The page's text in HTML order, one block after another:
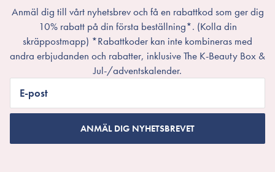
Anmäl dig till vårt nyhetsbrev och få en rabattkod som ger dig
10% rabatt på din första beställning*. (Kolla din
skräppostmapp) *Rabattkoder kan inte kombineras med
andra erbjudanden och rabatter, inklusive The K-Beauty Box &
Jul-/adventskalender.
E-post
ANMÄL DIG NYHETSBREVET